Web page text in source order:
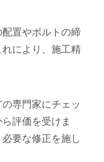
置やボルトの締
により、施工精
専門家にチェッ
評価を受けま
要な修正を施し